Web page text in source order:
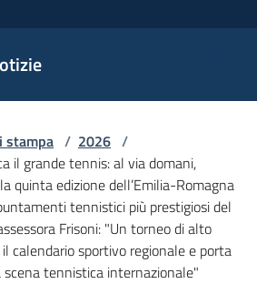
stampa / 2026 /
il grande tennis: al via domani,
quinta edizione dell’Emilia-Romagna
tennistici più prestigiosi del
Frisoni: "Un torneo di alto
calendario sportivo regionale e porta
tennistica internazionale"